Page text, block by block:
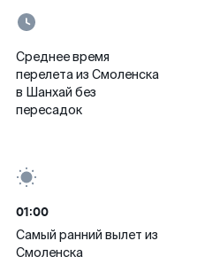
Среднее время
перелета из Смоленска
в Шанхай без
пересадок
01:00
Самый ранний вылет из
Смоленска